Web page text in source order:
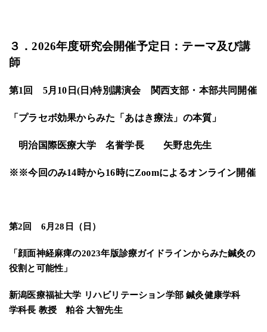
３．2026年度研究会開催予定日：テーマ及び講
師
第1回 5月10日(日)特別講演会 関西支部・本部共同開催
「プラセボ効果からみた「あはき療法」の本質」
明治国際医療大学 名誉学長 矢野忠先生
※※今回のみ14時から16時にZoomによるオンライン開催
第2回 6月28日（日）
「顔面神経麻痺の2023年版診療ガイドラインからみた鍼灸の
役割と可能性」
新潟医療福祉大学 リハビリテーション学部 鍼灸健康学科
学科長 教授 粕谷 大智先生